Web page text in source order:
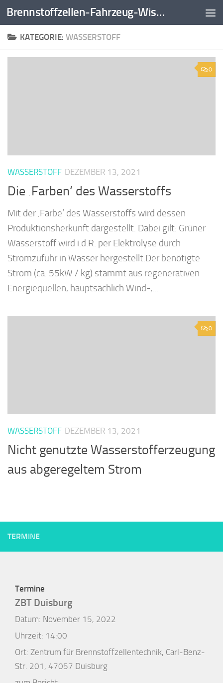
Zum Inhalt springen Brennstoffzellen-Fahrzeug-Wissen
KATEGORIE: WASSERSTOFF
0
WASSERSTOFF DEZEMBER 13, 2021
Die ‚Farben‘ des Wasserstoffs
Mit der ‚Farbe‘ des Wasserstoffs wird dessen
Produktionsherkunft dargestellt. Dabei gilt: Grüner
Wasserstoff wird i.d.R. per Elektrolyse durch
Stromzufuhr in Wasser hergestellt.Der benötigte
Strom (ca. 55kW / kg) stammt aus regenerativen
Energiequellen, hauptsächlich Wind-,...
0
WASSERSTOFF DEZEMBER 13, 2021
Nicht genutzte Wasserstofferzeugung
aus abgeregeltem Strom
TERMINE
Termine
ZBT Duisburg
Datum: November 15, 2022
Uhrzeit: 14:00
Ort: Zentrum für Brennstoffzellentechnik, Carl-Benz-
Str. 201, 47057 Duisburg